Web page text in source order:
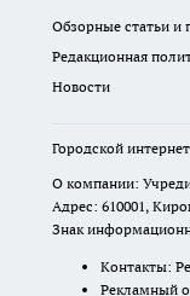
Обзорные статьи и
Редакционная
Новости
Городской
О компании:
Адрес: 610001,
Знак
Контакты:
Рекламный